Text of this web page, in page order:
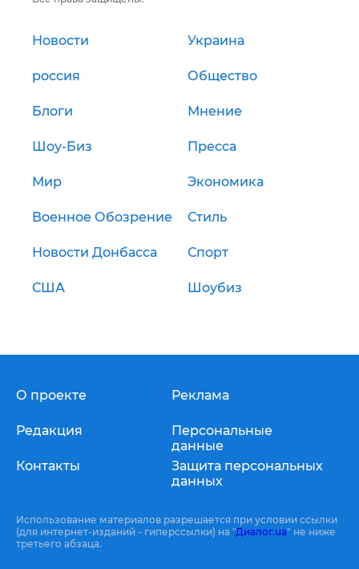
Новости Украина
россия Общество
Блоги Мнение
Шоу-Биз Пресса
Мир Экономика
Военное Обозрение Стиль
Новости Донбасса Спорт
США Шоубиз
О проекте
Редакция
Контакты
Реклама
Персональные
данные
Защита персональных
данных
Использование материалов разрешается при условии ссылки
(для интернет-изданий - гиперссылки) на "Диалог.ua" не ниже
третьего абзаца.